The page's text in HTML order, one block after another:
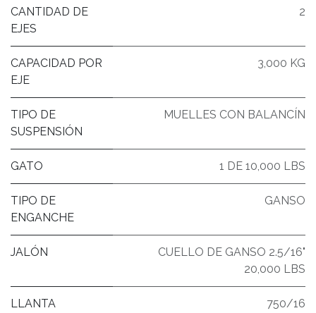
CANTIDAD DE
EJES
2
CAPACIDAD POR
EJE
3,000 KG
TIPO DE
SUSPENSIÓN
MUELLES CON BALANCÍN
GATO 1 DE 10,000 LBS
TIPO DE
ENGANCHE
GANSO
JALÓN
CUELLO DE GANSO 2.5/16"
20,000 LBS
LLANTA 750/16